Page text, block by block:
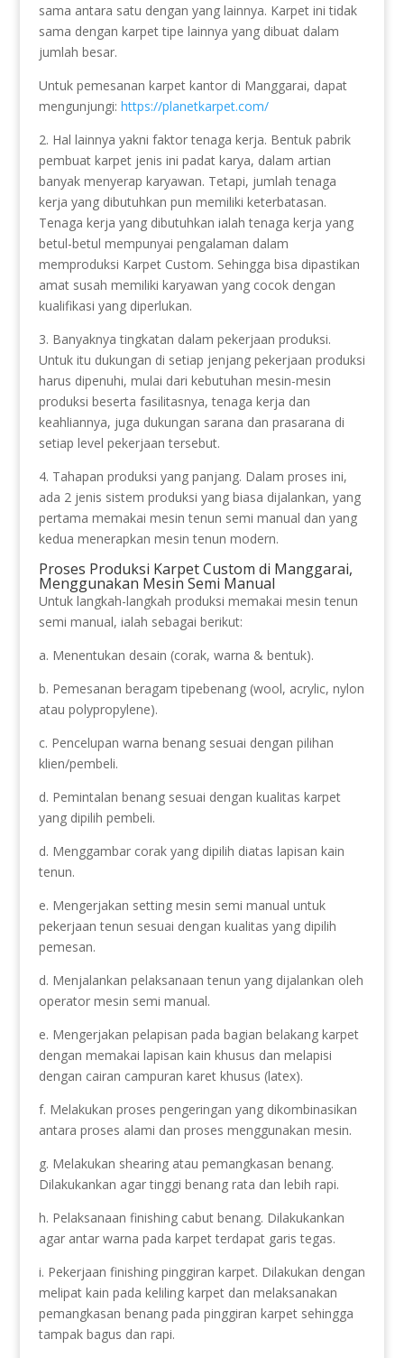
sama antara satu dengan yang lainnya. Karpet ini tidak
sama dengan karpet tipe lainnya yang dibuat dalam
jumlah besar.
Untuk pemesanan karpet kantor di Manggarai, dapat
mengunjungi: https://planetkarpet.com/
2. Hal lainnya yakni faktor tenaga kerja. Bentuk pabrik
pembuat karpet jenis ini padat karya, dalam artian
banyak menyerap karyawan. Tetapi, jumlah tenaga
kerja yang dibutuhkan pun memiliki keterbatasan.
Tenaga kerja yang dibutuhkan ialah tenaga kerja yang
betul-betul mempunyai pengalaman dalam
memproduksi Karpet Custom. Sehingga bisa dipastikan
amat susah memiliki karyawan yang cocok dengan
kualifikasi yang diperlukan.
3. Banyaknya tingkatan dalam pekerjaan produksi.
Untuk itu dukungan di setiap jenjang pekerjaan produksi
harus dipenuhi, mulai dari kebutuhan mesin-mesin
produksi beserta fasilitasnya, tenaga kerja dan
keahliannya, juga dukungan sarana dan prasarana di
setiap level pekerjaan tersebut.
4. Tahapan produksi yang panjang. Dalam proses ini,
ada 2 jenis sistem produksi yang biasa dijalankan, yang
pertama memakai mesin tenun semi manual dan yang
kedua menerapkan mesin tenun modern.
Proses Produksi Karpet Custom di Manggarai,
Menggunakan Mesin Semi Manual
Untuk langkah-langkah produksi memakai mesin tenun
semi manual, ialah sebagai berikut:
a. Menentukan desain (corak, warna & bentuk).
b. Pemesanan beragam tipebenang (wool, acrylic, nylon
atau polypropylene).
c. Pencelupan warna benang sesuai dengan pilihan
klien/pembeli.
d. Pemintalan benang sesuai dengan kualitas karpet
yang dipilih pembeli.
d. Menggambar corak yang dipilih diatas lapisan kain
tenun.
e. Mengerjakan setting mesin semi manual untuk
pekerjaan tenun sesuai dengan kualitas yang dipilih
pemesan.
d. Menjalankan pelaksanaan tenun yang dijalankan oleh
operator mesin semi manual.
e. Mengerjakan pelapisan pada bagian belakang karpet
dengan memakai lapisan kain khusus dan melapisi
dengan cairan campuran karet khusus (latex).
f. Melakukan proses pengeringan yang dikombinasikan
antara proses alami dan proses menggunakan mesin.
g. Melakukan shearing atau pemangkasan benang.
Dilakukankan agar tinggi benang rata dan lebih rapi.
h. Pelaksanaan finishing cabut benang. Dilakukankan
agar antar warna pada karpet terdapat garis tegas.
i. Pekerjaan finishing pinggiran karpet. Dilakukan dengan
melipat kain pada keliling karpet dan melaksanakan
pemangkasan benang pada pinggiran karpet sehingga
tampak bagus dan rapi.